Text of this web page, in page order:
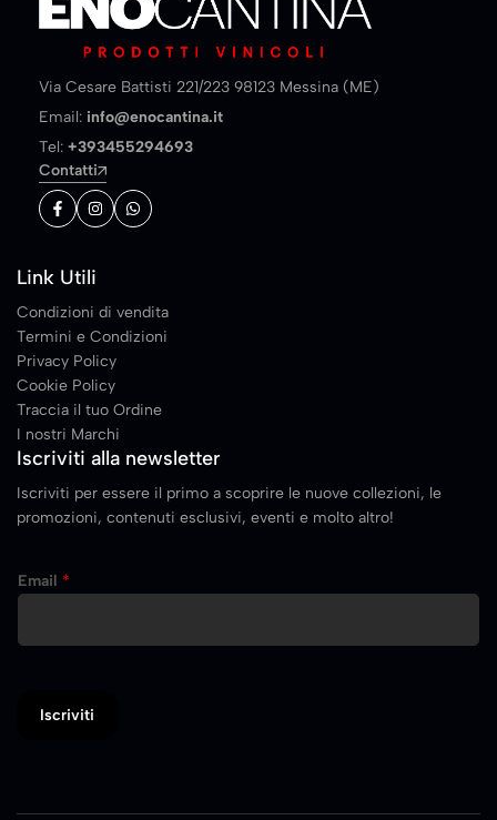
Via Cesare Battisti 221/223 98123 Messina (ME)
Email: info@enocantina.it
Tel: +393455294693
Contatti
Link Utili
Condizioni di vendita
Termini e Condizioni
Privacy Policy
Cookie Policy
Traccia il tuo Ordine
I nostri Marchi
Iscriviti alla newsletter
Iscriviti per essere il primo a scoprire le nuove collezioni, le
promozioni, contenuti esclusivi, eventi e molto altro!
m
i
Email *
Iscriviti